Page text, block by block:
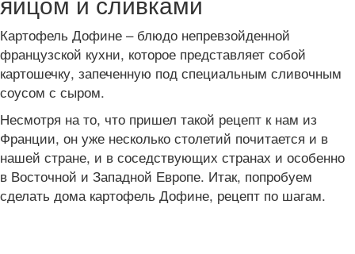
Картофель Дофине – блюдо непревзойденной
французской кухни, которое представляет собой
картошечку, запеченную под специальным сливочным
соусом с сыром.
Несмотря на то, что пришел такой рецепт к нам из
Франции, он уже несколько столетий почитается и в
нашей стране, и в соседствующих странах и особенно
в Восточной и Западной Европе. Итак, попробуем
сделать дома картофель Дофине, рецепт по шагам.